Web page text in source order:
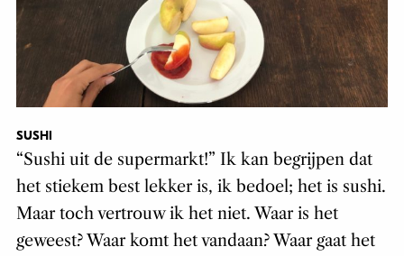
SUSHI
“Sushi uit de supermarkt!” Ik kan begrijpen dat
het stiekem best lekker is, ik bedoel; het is sushi.
Maar toch vertrouw ik het niet. Waar is het
geweest? Waar komt het vandaan? Waar gaat het